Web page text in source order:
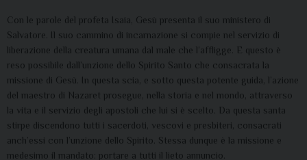
Con le parole del profeta Isaia, Gesù presenta il suo ministero di
Salvatore. Il suo cammino di incarnazione si compie nel servizio di
liberazione della creatura umana dal male che l’affligge. E questo è
reso possibile dall’unzione dello Spirito Santo che consacrata la
missione di Gesù. In questa scia, e sotto questa potente guida, l’azione
del maestro di Nazaret prosegue, nella storia e nel mondo, attraverso
la vita e il servizio degli apostoli che lui si è scelto. Da questa santa
stirpe discendono tutti i sacerdoti, vescovi e presbiteri, consacrati
anch’essi con l’unzione dello Spirito. Stessa dunque è la missione e
medesimo il mandato: portare a tutti il lieto annuncio.